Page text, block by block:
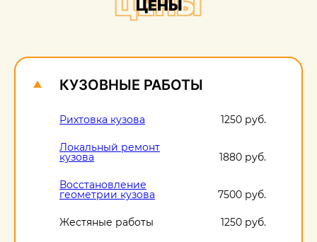
ЦЕНЫ
КУЗОВНЫЕ РАБОТЫ
Рихтовка кузова 1250 руб.
Локальный ремонт
кузова 1880 руб.
Восстановление
геометрии кузова 7500 руб.
Жестяные работы 1250 руб.